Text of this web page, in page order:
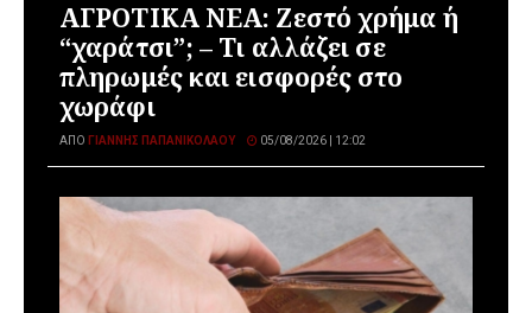
ΑΓΡΟΤΙΚΑ ΝΕΑ: Ζεστό χρήμα ή
“χαράτσι”; – Τι αλλάζει σε
πληρωμές και εισφορές στο
χωράφι
ΑΠΌ ΓΙΆΝΝΗΣ ΠΑΠΑΝΙΚΟΛΆΟΥ 05/08/2026 | 12:02